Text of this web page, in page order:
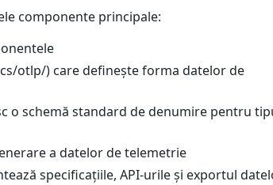
componente principale:
otlp/) care definește forma datelor de
o schemă standard de denumire pentru
a datelor de telemetrie
specificațiile, API-urile și exportul